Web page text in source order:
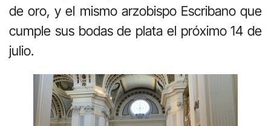
de oro, y el mismo arzobispo Escribano que
cumple sus bodas de plata el próximo 14 de
julio.